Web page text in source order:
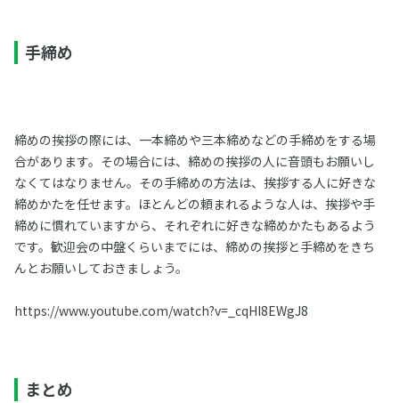
手締め
締めの挨拶の際には、一本締めや三本締めなどの手締めをする場
合があります。その場合には、締めの挨拶の人に音頭もお願いし
なくてはなりません。その手締めの方法は、挨拶する人に好きな
締めかたを任せます。ほとんどの頼まれるような人は、挨拶や手
締めに慣れていますから、それぞれに好きな締めかたもあるよう
です。歓迎会の中盤くらいまでには、締めの挨拶と手締めをきち
んとお願いしておきましょう。
https://www.youtube.com/watch?v=_cqHI8EWgJ8
まとめ